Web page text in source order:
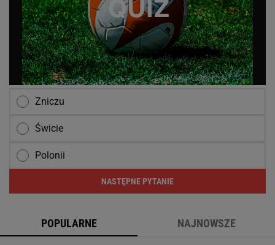
Zniczu
Świcie
Polonii
NASTĘPNE PYTANIE
POPULARNE NAJNOWSZE